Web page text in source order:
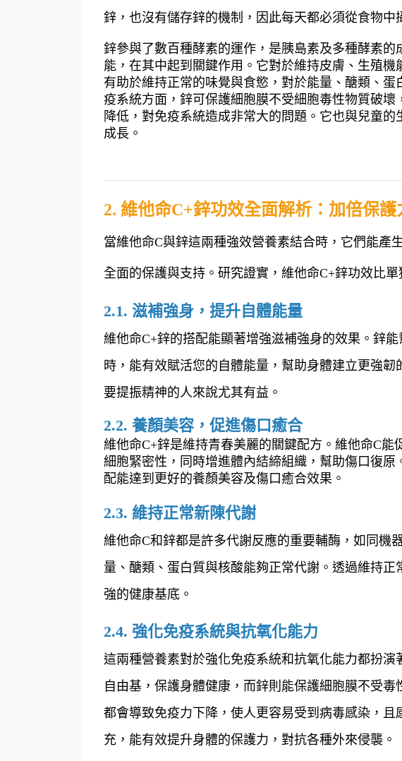
鋅，也沒有儲存鋅的機制，因此每天都必須從食物中
鋅參與了數百種酵素的運作，是胰島素及多種酵素
能，在其中起到關鍵作用。它對於維持皮膚、生殖
有助於維持正常的味覺與食慾，對於能量、醣類、
疫系統方面，鋅可保護細胞膜不受細胞毒性物質破
降低，對免疫系統造成非常大的問題。它也與兒童
成長。
2. 維他命C+鋅功效全面解析：加倍保護
當維他命C與鋅這兩種強效營養素結合時，它們能產
全面的保護與支持。研究證實，維他命C+鋅功效比單
2.1. 滋補強身，提升自體能量
維他命C+鋅的搭配能顯著增強滋補強身的效果。鋅
時，能有效賦活您的自體能量，幫助身體建立更強
要提振精神的人來說尤其有益。
2.2. 養顏美容，促進傷口癒合
維他命C+鋅是維持青春美麗的關鍵配方。維他命C
細胞緊密性，同時增進體內結締組織，幫助傷口復
配能達到更好的養顏美容及傷口癒合效果。
2.3. 維持正常新陳代謝
維他命C和鋅都是許多代謝反應的重要輔酶，如同機
量、醣類、蛋白質與核酸能夠正常代謝。透過維持
強的健康基底。
2.4. 強化免疫系統與抗氧化能力
這兩種營養素對於強化免疫系統和抗氧化能力都扮
自由基，保護身體健康，而鋅則能保護細胞膜不受
都會導致免疫力下降，使人更容易受到病毒感染，
充，能有效提升身體的保護力，對抗各種外來侵襲。